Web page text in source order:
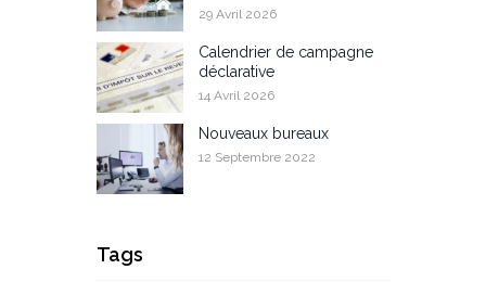
29 Avril 2026
Calendrier de campagne
déclarative
14 Avril 2026
Nouveaux bureaux
12 Septembre 2022
Tags